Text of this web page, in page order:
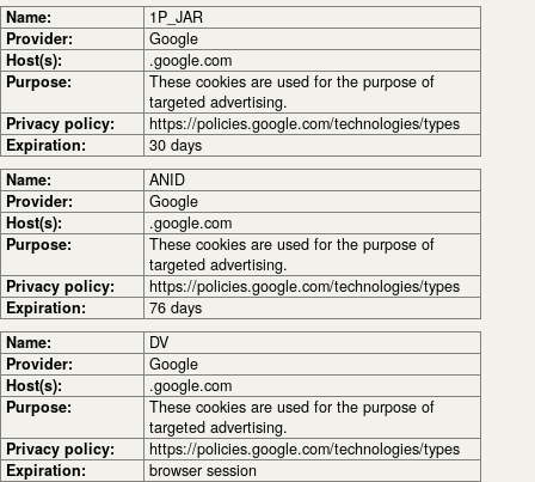
Name:
1P_JAR
Provider:
Google
Host(s):
.google.com
Purpose:
These cookies are used for the purpose of
targeted advertising.
Privacy policy:
https://policies.google.com/technologies/types
Expiration:
30 days
Name:
ANID
Provider:
Google
Host(s):
.google.com
Purpose:
These cookies are used for the purpose of
targeted advertising.
Privacy policy:
https://policies.google.com/technologies/types
Expiration:
76 days
Name:
DV
Provider:
Google
Host(s):
.google.com
Purpose:
These cookies are used for the purpose of
targeted advertising.
Privacy policy:
https://policies.google.com/technologies/types
Expiration:
browser session